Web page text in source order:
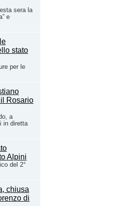
sera la
e
per le
a
in diretta
del 2°